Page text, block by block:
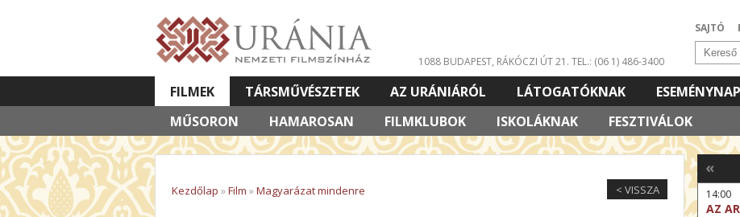
SAJTÓ
1088 BUDAPEST, RÁKÓCZI ÚT 21. TEL.: (06 1) 486-3400
FILMEK
MŰSORON
HAMAROSAN FILMKLUBOK ISKOLÁKNAK FESZTIVÁLOK
TÁRSMŰVÉSZETEK AZ URÁNIÁRÓL LÁTOGATÓKNAK
VETÍTETT KÉPES ELŐADÁSOK
< VISSZA
Kezdőlap »Film »Magyarázat mindenre
«
14:00
AZ